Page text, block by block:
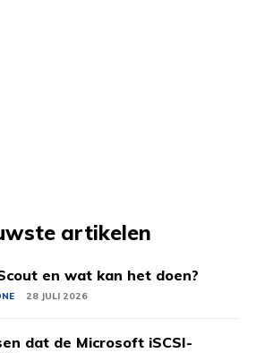
artikelen
en wat kan het doen?
28 JULI 2026
dat de Microsoft iSCSI-